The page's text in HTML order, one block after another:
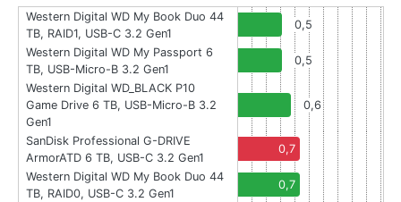
Western Digital WD My Book Duo 44
TB, RAID1, USB-C 3.2 Gen1
0,5
Western Digital WD My Passport 6
TB, USB-Micro-B 3.2 Gen1
0,5
Western Digital WD_BLACK P10
Game Drive 6 TB, USB-Micro-B 3.2
Gen1
0,6
SanDisk Professional G-DRIVE
ArmorATD 6 TB, USB-C 3.2 Gen1
0,7
Western Digital WD My Book Duo 44
TB, RAID0, USB-C 3.2 Gen1
0,7